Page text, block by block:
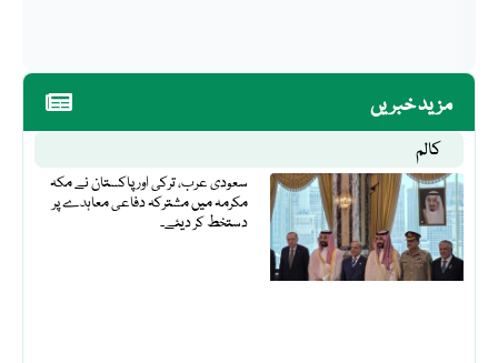
مزید خبریں
کالم
سعودی عرب، ترکی اور پاکستان نے مکہ
مکرمہ میں مشترکہ دفاعی معاہدے پر
دستخط کر دیئے۔